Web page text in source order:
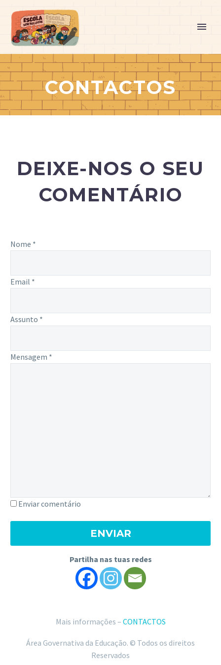
CONTACTOS
DEIXE-NOS O SEU
COMENTÁRIO
Nome *
Email *
Assunto *
Mensagem *
Enviar comentário
Partilha nas tuas redes
Mais informações – CONTACTOS
Área Governativa da Educação. © Todos os direitos
Reservados